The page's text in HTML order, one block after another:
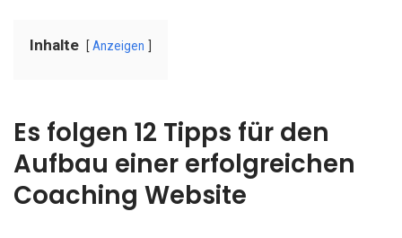
Inhalte Anzeigen
Es folgen 12 Tipps für den
Aufbau einer erfolgreichen
Coaching Website